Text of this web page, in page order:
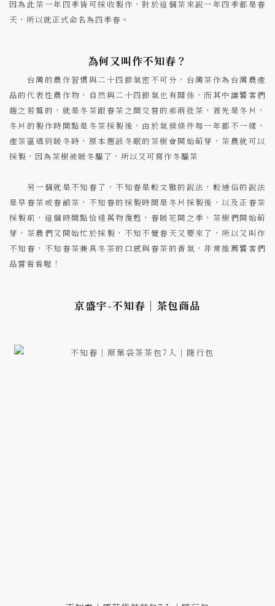
因為此茶一年四季皆可採收製作，對於這個茶來說一年四季都是春
天，所以就正式命名為四季春。
為何又叫作不知春？
台灣的農作習慣與二十四節氣密不可分，台灣茶作為台灣農產
品的代表性農作物，自然與二十四節氣也有關係，而其中讓饕客們
趨之若鶩的，就是冬茶跟春茶之間交替的那兩批茶，首先是冬片，
冬片的製作時間點是冬茶採製後，由於氣候條件每一年都不一樣，
產茶區遇到暖冬時，原本應該冬眠的茶樹會開始萌芽，茶農就可以
採製，因為茶樹被暖冬騙了，所以又可寫作冬騙茶
另一個就是不知春了，不知春是較文雅的說法，較通俗的說法
是早春茶或春韻茶，不知春的採製時間是冬片採製後，以及正春茶
採製前，這個時間點恰逢萬物復甦，春暖花開之季，茶樹們開始萌
芽，茶農們又開始忙於採製，不知不覺春天又要來了，所以又叫作
不知春，不知春茶兼具冬茶的口感與春茶的香氣，非常推薦饕客們
品嘗看看喔！
京盛宇-不知春｜茶包商品